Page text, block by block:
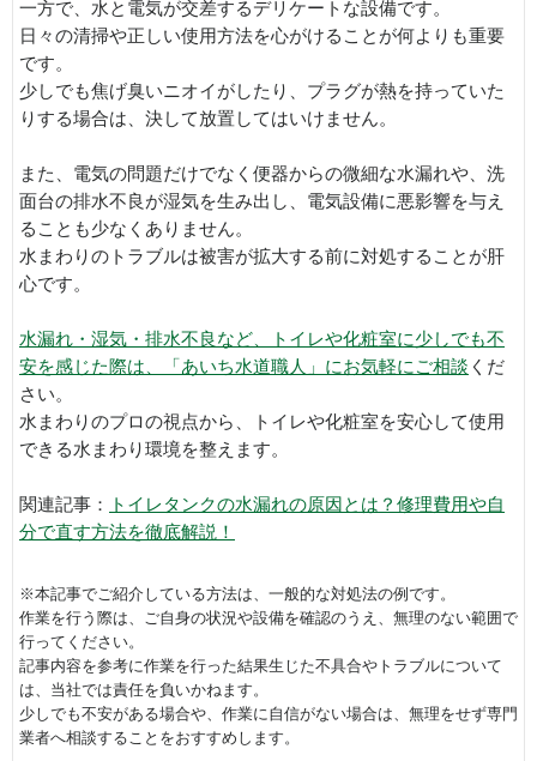
一方で、水と電気が交差するデリケートな設備です。
日々の清掃や正しい使用方法を心がけることが何よりも重要
です。
少しでも焦げ臭いニオイがしたり、プラグが熱を持っていた
りする場合は、決して放置してはいけません。
また、電気の問題だけでなく便器からの微細な水漏れや、洗
面台の排水不良が湿気を生み出し、電気設備に悪影響を与え
ることも少なくありません。
水まわりのトラブルは被害が拡大する前に対処することが肝
心です。
水漏れ・湿気・排水不良など、トイレや化粧室に少しでも不
安を感じた際は、「あいち水道職人」にお気軽にご相談 くだ
さい。
水まわりのプロの視点から、トイレや化粧室を安心して使用
できる水まわり環境を整えます。
関連記事：
トイレタンクの水漏れの原因とは？修理費用や自
分で直す方法を徹底解説！
※本記事でご紹介している方法は、一般的な対処法の例です。
作業を行う際は、ご自身の状況や設備を確認のうえ、無理のない範囲で
行ってください。
記事内容を参考に作業を行った結果生じた不具合やトラブルについて
は、当社では責任を負いかねます。
少しでも不安がある場合や、作業に自信がない場合は、無理をせず専門
業者へ相談することをおすすめします。